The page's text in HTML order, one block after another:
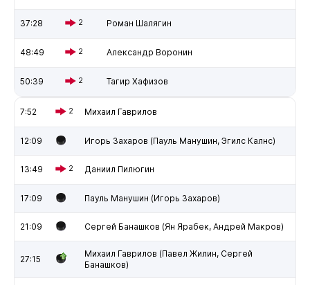
37:28 2 Роман Шалягин
48:49 2 Александр Воронин
50:39 2 Тагир Хафизов
7:52 2 Михаил Гаврилов
12:09 Игорь Захаров (Пауль Манушин, Эгилс Калнс)
13:49 2 Даниил Пилюгин
17:09 Пауль Манушин (Игорь Захаров)
21:09 Сергей Банашков (Ян Ярабек, Андрей Макров)
27:15
Михаил Гаврилов (Павел Жилин, Сергей
Банашков)